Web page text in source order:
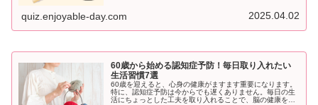
quiz.enjoyable-day.com 2025.04.02
60歳から始める認知症予防！毎日取り入れたい
生活習慣7選
60歳を迎えると、心身の健康がますます重要になります。
特に、認知症予防は今からでも遅くありません。毎日の生
活にちょっとした工夫を取り入れることで、脳の健康を守